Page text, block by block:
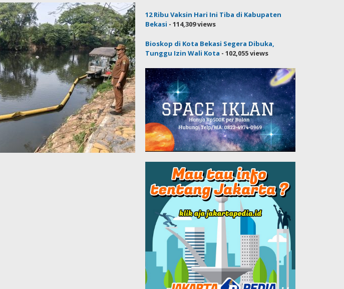
12 Ribu Vaksin Hari Ini Tiba di Kabupaten
Bekasi - 114,309 views
Bioskop di Kota Bekasi Segera Dibuka,
Tunggu Izin Wali Kota - 102,055 views